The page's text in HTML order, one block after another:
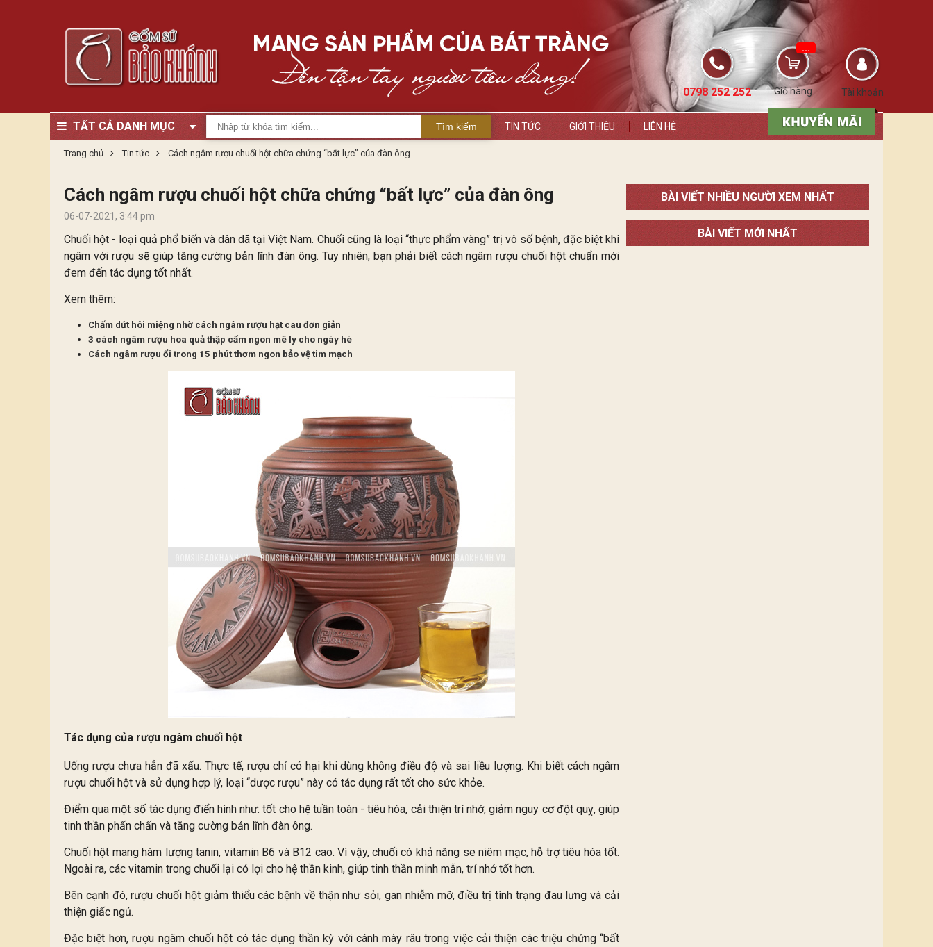
Tài khoản
Giỏ hàng
...
0798 252 252
TẤT CẢ DANH MỤC Tìm kiếm TIN TỨC GIỚI THIỆU LIÊN HỆ
Trang chủ Tin tức Cách ngâm rượu chuối hột chữa chứng “bất lực” của đàn ông
Cách ngâm rượu chuối hột chữa chứng “bất lực” của đàn ông
06-07-2021, 3:44 pm
Chuối hột - loại quả phổ biến và dân dã tại Việt Nam. Chuối cũng là loại “thực phẩm vàng” trị vô số bệnh, đặc biệt khi
ngâm với rượu sẽ giúp tăng cường bản lĩnh đàn ông. Tuy nhiên, bạn phải biết cách ngâm rượu chuối hột chuẩn mới
đem đến tác dụng tốt nhất.
Xem thêm:
Chấm dứt hôi miệng nhờ cách ngâm rượu hạt cau đơn giản
3 cách ngâm rượu hoa quả thập cẩm ngon mê ly cho ngày hè
Cách ngâm rượu ổi trong 15 phút thơm ngon bảo vệ tim mạch
Tác dụng của rượu ngâm chuối hột
Uống rượu chưa hẳn đã xấu. Thực tế, rượu chỉ có hại khi dùng không điều độ và sai liều lượng. Khi biết cách ngâm
rượu chuối hột và sử dụng hợp lý, loại “dược rượu” này có tác dụng rất tốt cho sức khỏe.
Điểm qua một số tác dụng điển hình như: tốt cho hệ tuần toàn - tiêu hóa, cải thiện trí nhớ, giảm nguy cơ đột quỵ, giúp
tinh thần phấn chấn và tăng cường bản lĩnh đàn ông.
Chuối hột mang hàm lượng tanin, vitamin B6 và B12 cao. Vì vậy, chuối có khả năng se niêm mạc, hỗ trợ tiêu hóa tốt.
Ngoài ra, các vitamin trong chuối lại có lợi cho hệ thần kinh, giúp tinh thần minh mẫn, trí nhớ tốt hơn.
Bên cạnh đó, rượu chuối hột giảm thiểu các bệnh về thận như sỏi, gan nhiễm mỡ, điều trị tình trạng đau lưng và cải
thiện giấc ngủ.
Đặc biệt hơn, rượu ngâm chuối hột có tác dụng thần kỳ với cánh mày râu trong việc cải thiện các triệu chứng “bất
BÀI VIẾT NHIỀU NGƯỜI XEM NHẤT
BÀI VIẾT MỚI NHẤT